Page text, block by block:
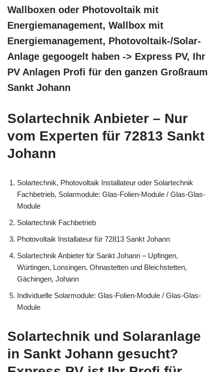
Wallboxen oder Photovoltaik mit
Energiemanagement, Wallbox mit
Energiemanagement, Photovoltaik-/Solar-
Anlage gegoogelt haben -> Express PV, Ihr
PV Anlagen Profi für den ganzen Großraum
Sankt Johann
Solartechnik Anbieter – Nur
vom Experten für 72813 Sankt
Johann
Solartechnik, Photovoltaik Installateur oder Solartechnik
Fachbetrieb, Solarmodule: Glas-Folien-Module / Glas-Glas-
Module
Solartechnik Fachbetrieb
Photovoltaik Installateur für 72813 Sankt Johann
Solartechnik Anbieter für Sankt Johann – Upfingen,
Würtingen, Lonsingen, Ohnastetten und Bleichstetten,
Gächingen, Johann
Individuelle Solarmodule: Glas-Folien-Module / Glas-Glas-
Module
Solartechnik und Solaranlage
in Sankt Johann gesucht?